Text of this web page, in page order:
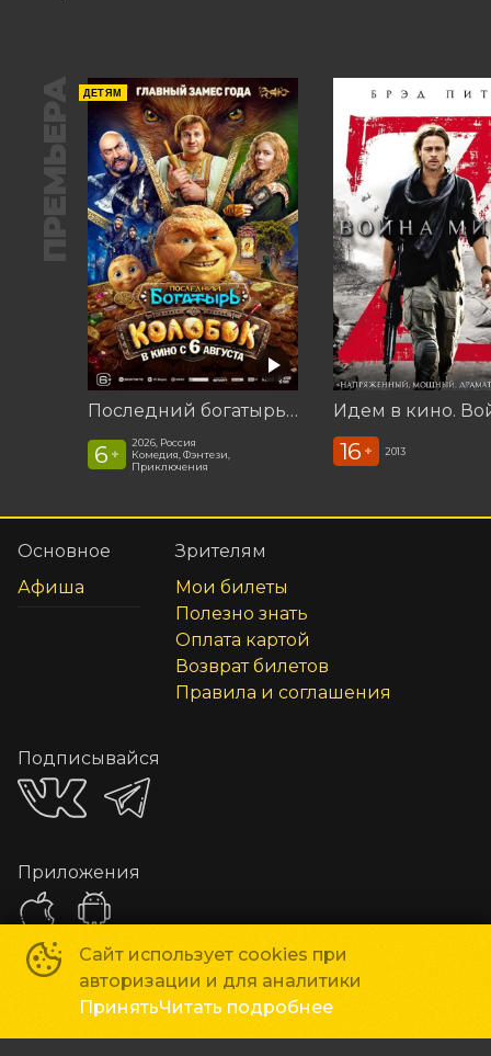
ПРЕМЬЕРА ДЕТЯМ
Последний богатырь. Колобок
6 +
2026, Россия
Комедия, Фэнтези,
Приключения
16 + 2013
Сайт использует cookies при
авторизации и для аналитики
ПринятьЧитать подробнее
Основное
Афиша
Зрителям
Мои билеты
Полезно знать
Оплата картой
Возврат билетов
Правила и соглашения
Подписывайся
Приложения
Способы оплаты